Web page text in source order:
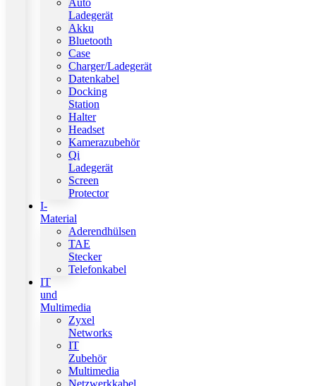
Ladegerät
Akku
Bluetooth
Case
Charger/Ladegerät
Datenkabel
Docking
Station
Halter
Headset
Kamerazubehör
Qi
Ladegerät
Screen
Protector
I-
Material
Aderendhülsen
TAE
Stecker
Telefonkabel
IT
und
Multimedia
Zyxel
Networks
IT
Zubehör
Multimedia
Netzwerkkabel